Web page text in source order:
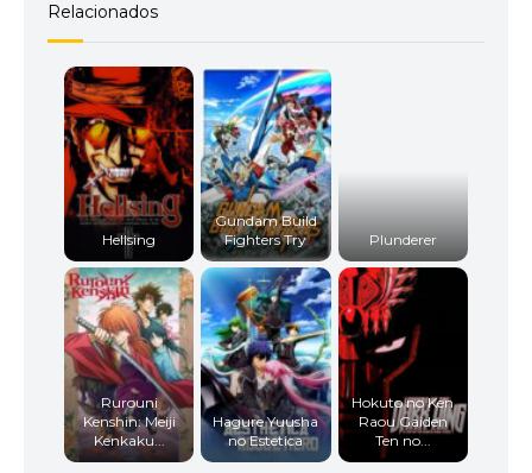
Relacionados
Hellsing
Gundam Build
Fighters Try
Plunderer
Rurouni
Kenshin: Meiji
Kenkaku...
Hagure Yuusha
no Estetica
Hokuto no Ken
Raou Gaiden
Ten no...